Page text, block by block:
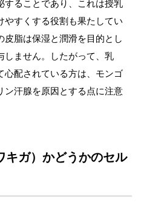
することであり、これは授乳
やすくする役割も果たしてい
皮脂は保湿と潤滑を目的とし
しません。したがって、乳
心配されている方は、モンゴ
ン汗腺を原因とする点に注意
キガ）かどうかのセル